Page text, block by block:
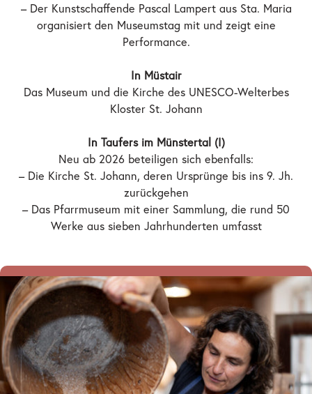
– Der Kunstschaffende Pascal Lampert aus Sta. Maria
organisiert den Museumstag mit und zeigt eine
Performance.
In Müstair
Das Museum und die Kirche des UNESCO-Welterbes
Kloster St. Johann
In Taufers im Münstertal (I)
Neu ab 2026 beteiligen sich ebenfalls:
– Die Kirche St. Johann, deren Ursprünge bis ins 9. Jh.
zurückgehen
– Das Pfarrmuseum mit einer Sammlung, die rund 50
Werke aus sieben Jahrhunderten umfasst